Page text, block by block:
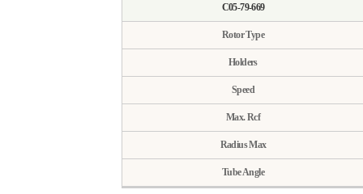
C05-79-669
Rotor Type
Holders
Speed
Max. Rcf
Radius Max
Tube Angle